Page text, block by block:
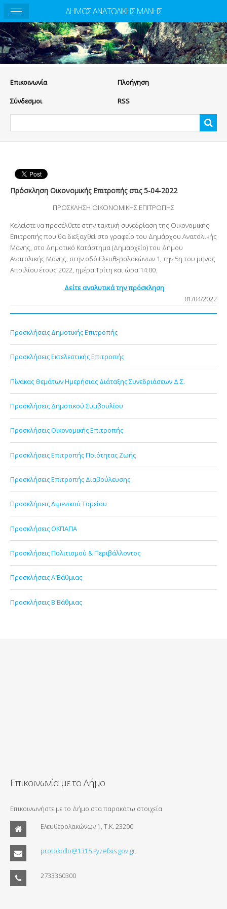
Eπικοινωνία Πλοήγηση
Σύνδεσμοι RSS
Πρόσκληση Οικονομικής Επιτροπής στις 5-04-2022
ΠΡΟΣΚΛΗΣΗ ΟΙΚΟΝΟΜΙΚΗΣ ΕΠΙΤΡΟΠΗΣ
Καλείστε να προσέλθετε στην τακτική συνεδρίαση της Οικονομικής
Επιτροπής που θα διεξαχθεί στο γραφείο του Δημάρχου Ανατολικής
Μάνης, στο Δημοτικό Κατάστημα (Δημαρχείο) του Δήμου
Ανατολικής Μάνης, στην οδό Ελευθερολακώνων 1, την 5η του μηνός
Απριλίου έτους 2022, ημέρα Τρίτη και ώρα 14:00.
Δείτε αναλυτικά την πρόσκληση
01/04/2022
Προσκλήσεις Δημοτικής Επιτροπής
Προσκλήσεις Εκτελεστικής Επιτροπής
Πίνακας Θεμάτων Ημερήσιας Διάταξης Συνεδριάσεων Δ.Σ.
Προσκλήσεις Δημοτικού Συμβουλίου
Προσκλήσεις Οικονομικής Επιτροπής
Προσκλήσεις Επιτροπής Ποιότητας Ζωής
Προσκλήσεις Επιτροπής Διαβούλευσης
Προσκλήσεις Λιμενικού Ταμείου
Προσκλήσεις ΟΚΠΑΠΑ
Προσκλήσεις Πολιτισμού & Περιβάλλοντος
Προσκλήσεις Α'Βάθμιας
Προσκλήσεις Β'Βάθμιας
Επικοινωνία με το Δήμο
Επικοινωνήστε με το Δήμο στα παρακάτω στοιχεία
Ελευθερολακώνων 1, Τ.Κ. 23200
protokollo@1315.syzefxis.gov.gr.
2733360300
ΔΗΜΟΣ ΑΝΑΤΟΛΙΚΗΣ ΜΑΝΗΣ